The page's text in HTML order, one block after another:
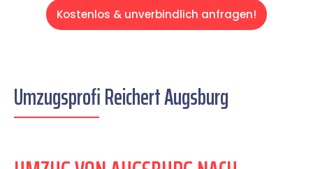
Kostenlos & unverbindlich anfragen!
Umzugsprofi Reichert Augsburg